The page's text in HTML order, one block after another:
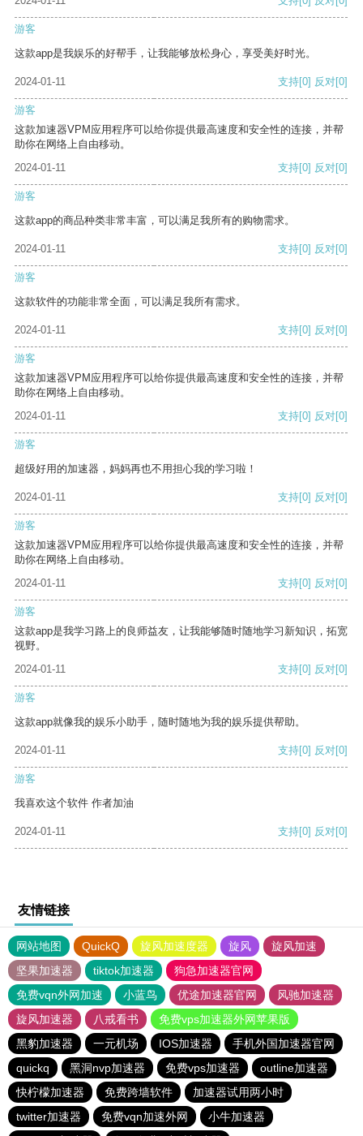
游客
这款app是我娱乐的好帮手，让我能够放松身心，享受美好时光。
2024-01-11 支持[0] 反对[0]
游客
这款加速器VPM应用程序可以给你提供最高速度和安全性的连接，并帮
助你在网络上自由移动。
2024-01-11
支持[0] 反对[0]
游客
这款app的商品种类非常丰富，可以满足我所有的购物需求。
2024-01-11 支持[0] 反对[0]
游客
这款软件的功能非常全面，可以满足我所有需求。
2024-01-11 支持[0] 反对[0]
游客
这款加速器VPM应用程序可以给你提供最高速度和安全性的连接，并帮
助你在网络上自由移动。
2024-01-11
支持[0] 反对[0]
游客
超级好用的加速器，妈妈再也不用担心我的学习啦！
2024-01-11 支持[0] 反对[0]
游客
这款加速器VPM应用程序可以给你提供最高速度和安全性的连接，并帮
助你在网络上自由移动。
2024-01-11
支持[0] 反对[0]
游客
这款app是我学习路上的良师益友，让我能够随时随地学习新知识，拓宽
视野。
2024-01-11
支持[0] 反对[0]
游客
这款app就像我的娱乐小助手，随时随地为我的娱乐提供帮助。
2024-01-11 支持[0] 反对[0]
游客
我喜欢这个软件 作者加油
2024-01-11 支持[0] 反对[0]
友情链接
网站地图 QuickQ 旋风加速度器 旋风
旋风加速
坚果加速器
tiktok加速器
狗急加速器官网
免费vqn外网加速
小蓝鸟 优途加速器官网
风驰加速器
旋风加速器
八戒看书
免费vps加速器外网苹果版
黑豹加速器
一元机场 IOS加速器
手机外国加速器官网
quickq
黑洞nvp加速器 免费vps加速器
outline加速器
快柠檬加速器
免费跨墙软件
加速器试用两小时
twitter加速器
免费vqn加速外网
小牛加速器